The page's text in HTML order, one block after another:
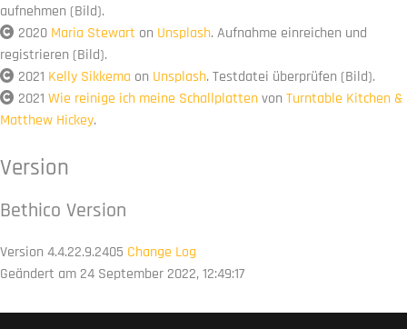
aufnehmen (Bild).
2020 Maria Stewart on Unsplash. Aufnahme einreichen und
registrieren (Bild).
2021 Kelly Sikkema on Unsplash. Testdatei überprüfen (Bild).
2021 Wie reinige ich meine Schallplattenvon Turntable Kitchen &
Matthew Hickey.
Version
Bethico Version
Version 4.4.22.9.2405 Change Log
Geändert am 24 September 2022, 12:49:17